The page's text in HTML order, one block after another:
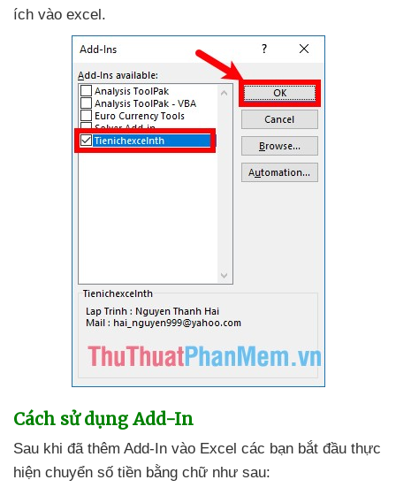
ích vào excel.
Cách sử dụng Add-In
Sau khi đã thêm Add-In vào Excel các bạn bắt đầu thực
hiện chuyển số tiền bằng chữ như sau: